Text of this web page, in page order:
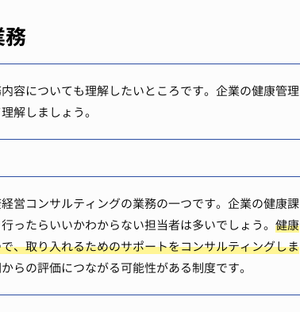
務
容についても理解したいところです。企業の健康管理
解しましょう。
営コンサルティングの業務の一つです。企業の健康課
ったらいいかわからない担当者は多いでしょう。 健康
、取り入れるためのサポートをコンサルティングしま
らの評価につながる可能性がある制度です。